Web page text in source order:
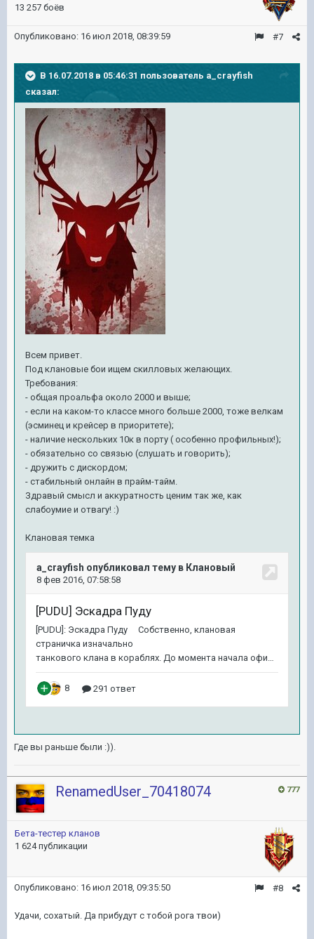
13 257 боёв
#7
Опубликовано: 16 июл 2018, 08:39:59
В 16.07.2018 в 05:46:31 пользователь a_crayfish
сказал:
Всем привет.
Под клановые бои ищем скилловых желающих.
Требования:
- общая проальфа около 2000 и выше;
- если на каком-то классе много больше 2000, тоже велкам
(эсминец и крейсер в приоритете);
- наличие нескольких 10к в порту ( особенно профильных!);
- обязательно со связью (слушать и говорить);
- дружить с дискордом;
- стабильный онлайн в прайм-тайм.
Здравый смысл и аккуратность ценим так же, как
слабоумие и отвагу! :)
Клановая темка
Где вы раньше были :)).
777
RenamedUser_70418074
Бета-тестер кланов
1 624 публикации
#8
Опубликовано: 16 июл 2018, 09:35:50
Удачи, сохатый. Да прибудут с тобой рога твои)